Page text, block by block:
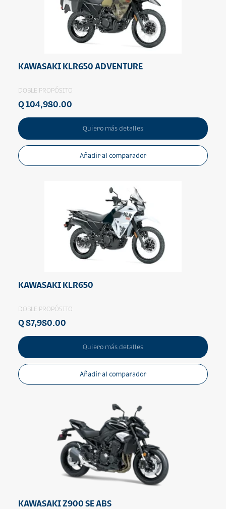
KAWASAKI KLR650 ADVENTURE
DOBLE PROPÓSITO
Q 104,980.00
Quiero más detalles
Añadir al comparador
KAWASAKI KLR650
DOBLE PROPÓSITO
Q 87,980.00
Quiero más detalles
Añadir al comparador
KAWASAKI Z900 SE ABS